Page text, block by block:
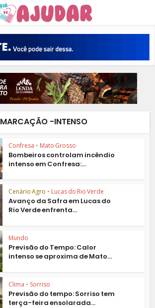
MARCAÇÃO -INTENSO
Confresa • Mato Grosso
Bombeiros controlam incêndio
intenso em Confresa:...
Cenário Agro • Lucas do Rio Verde
Avanço da Safra em Lucas do
Rio Verde enfrenta...
Mundo
Previsão do Tempo: Calor
intenso se aproxima de Mato...
Clima • Sorriso
Previsão do tempo: Sorriso tem
terça-feira ensolarada...